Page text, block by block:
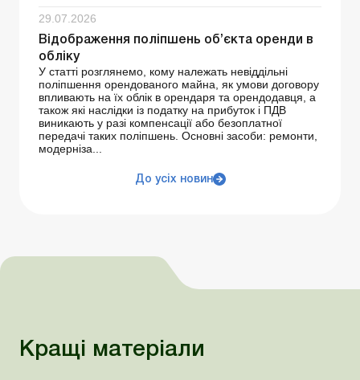
29.07.2026
Відображення поліпшень об’єкта оренди в
обліку
У статті розглянемо, кому належать невіддільні
поліпшення орендованого майна, як умови договору
впливають на їх облік в орендаря та орендодавця, а
також які наслідки із податку на прибуток і ПДВ
виникають у разі компенсації або безоплатної
передачі таких поліпшень. Основні засоби: ремонти,
модерніза...
До усіх новин
Кращі матеріали